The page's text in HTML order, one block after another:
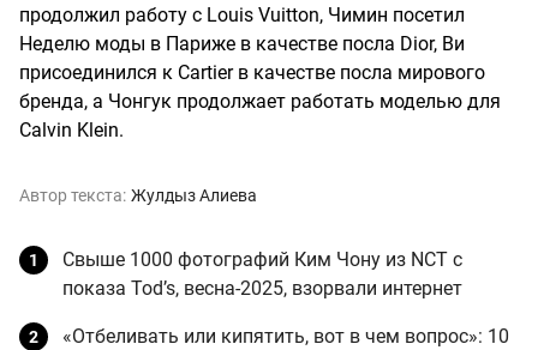
продолжил работу с Louis Vuitton, Чимин посетил
Неделю моды в Париже в качестве посла Dior, Ви
присоединился к Cartier в качестве посла мирового
бренда, а Чонгук продолжает работать моделью для
Calvin Klein.
Автор текста: Жулдыз Алиева
Свыше 1000 фотографий Ким Чону из NCT с
показа Tod’s, весна-2025, взорвали интернет
«Отбеливать или кипятить, вот в чем вопрос»: 10